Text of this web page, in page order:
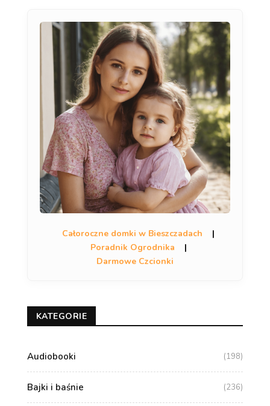
Całoroczne domki w Bieszczadach
|
Poradnik Ogrodnika
|
Darmowe Czcionki
KATEGORIE
Audiobooki (198)
Bajki i baśnie (236)